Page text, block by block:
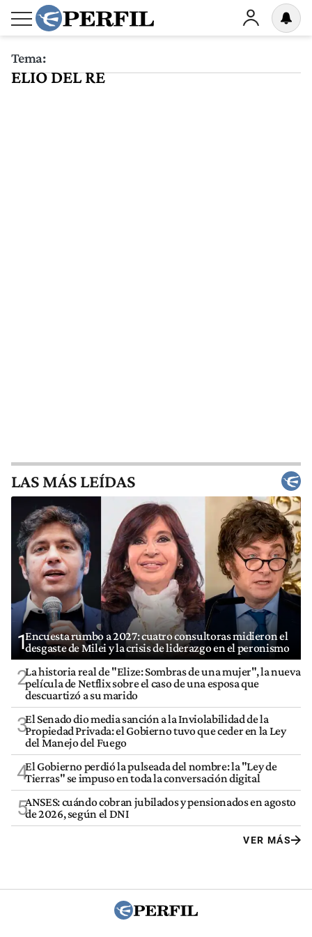
Tema:
ELIO DEL RE
LAS MÁS LEÍDAS
1Encuesta rumbo a 2027: cuatro consultoras midieron el
desgaste de Milei y la crisis de liderazgo en el peronismo
2La historia real de "Elize: Sombras de una mujer", la nueva
película de Netflix sobre el caso de una esposa que
descuartizó a su marido
3El Senado dio media sanción a la Inviolabilidad de la
Propiedad Privada: el Gobierno tuvo que ceder en la Ley
del Manejo del Fuego
4El Gobierno perdió la pulseada del nombre: la "Ley de
Tierras" se impuso en toda la conversación digital
5ANSES: cuándo cobran jubilados y pensionados en agosto
de 2026, según el DNI
VER MÁS